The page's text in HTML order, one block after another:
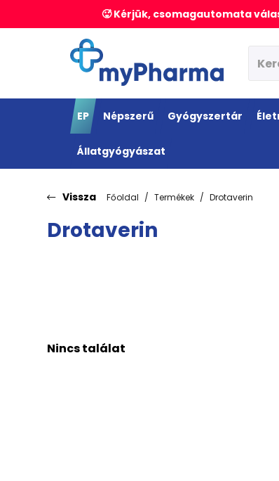
🥵 Kérjük, csomagautomata
EP Népszerű Gyógyszertár
Állatgyógyászat
Vissza Főoldal Termékek Drotaverin
Drotaverin
Nincs találat